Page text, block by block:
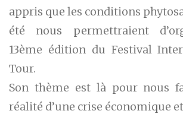
appris que les conditions
été nous permettraient
13ème édition du Festival
Tour.
Son thème est là pour nous
réalité d’une crise économique